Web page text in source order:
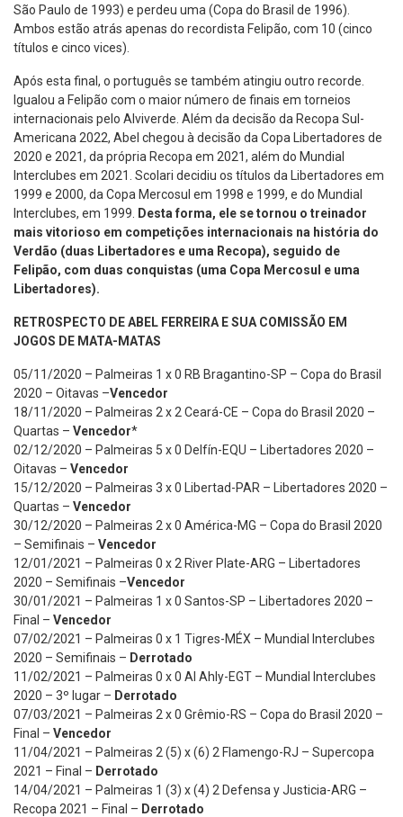
São Paulo de 1993) e perdeu uma (Copa do Brasil de 1996).
Ambos estão atrás apenas do recordista Felipão, com 10 (cinco
títulos e cinco vices).
Após esta final, o português se também atingiu outro recorde.
Igualou a Felipão com o maior número de finais em torneios
internacionais pelo Alviverde. Além da decisão da Recopa Sul-
Americana 2022, Abel chegou à decisão da Copa Libertadores de
2020 e 2021, da própria Recopa em 2021, além do Mundial
Interclubes em 2021. Scolari decidiu os títulos da Libertadores em
1999 e 2000, da Copa Mercosul em 1998 e 1999, e do Mundial
Interclubes, em 1999. Desta forma, ele se tornou o treinador
mais vitorioso em competições internacionais na história do
Verdão (duas Libertadores e uma Recopa), seguido de
Felipão, com duas conquistas (uma Copa Mercosul e uma
Libertadores).
RETROSPECTO DE ABEL FERREIRA E SUA COMISSÃO EM
JOGOS DE MATA-MATAS
05/11/2020 – Palmeiras 1 x 0 RB Bragantino-SP – Copa do Brasil
2020 – Oitavas –Vencedor
18/11/2020 – Palmeiras 2 x 2 Ceará-CE – Copa do Brasil 2020 –
Quartas – Vencedor*
02/12/2020 – Palmeiras 5 x 0 Delfín-EQU – Libertadores 2020 –
Oitavas – Vencedor
15/12/2020 – Palmeiras 3 x 0 Libertad-PAR – Libertadores 2020 –
Quartas – Vencedor
30/12/2020 – Palmeiras 2 x 0 América-MG – Copa do Brasil 2020
– Semifinais – Vencedor
12/01/2021 – Palmeiras 0 x 2 River Plate-ARG – Libertadores
2020 – Semifinais –Vencedor
30/01/2021 – Palmeiras 1 x 0 Santos-SP – Libertadores 2020 –
Final – Vencedor
07/02/2021 – Palmeiras 0 x 1 Tigres-MÉX – Mundial Interclubes
2020 – Semifinais – Derrotado
11/02/2021 – Palmeiras 0 x 0 Al Ahly-EGT – Mundial Interclubes
2020 – 3º lugar – Derrotado
07/03/2021 – Palmeiras 2 x 0 Grêmio-RS – Copa do Brasil 2020 –
Final – Vencedor
11/04/2021 – Palmeiras 2 (5) x (6) 2 Flamengo-RJ – Supercopa
2021 – Final – Derrotado
14/04/2021 – Palmeiras 1 (3) x (4) 2 Defensa y Justicia-ARG –
Recopa 2021 – Final – Derrotado